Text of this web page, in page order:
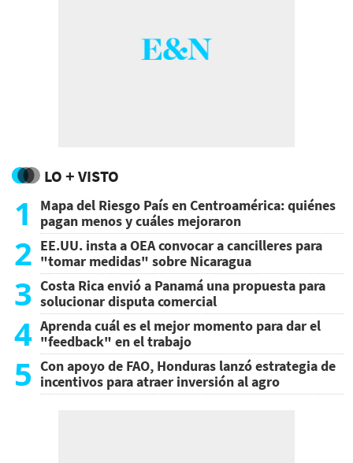
LO + VISTO
1
Mapa del Riesgo País en Centroamérica: quiénes
pagan menos y cuáles mejoraron
2 EE.UU. insta a OEA convocar a cancilleres para
"tomar medidas" sobre Nicaragua
3 Costa Rica envió a Panamá una propuesta para
solucionar disputa comercial
4 Aprenda cuál es el mejor momento para dar el
"feedback" en el trabajo
5 Con apoyo de FAO, Honduras lanzó estrategia de
incentivos para atraer inversión al agro